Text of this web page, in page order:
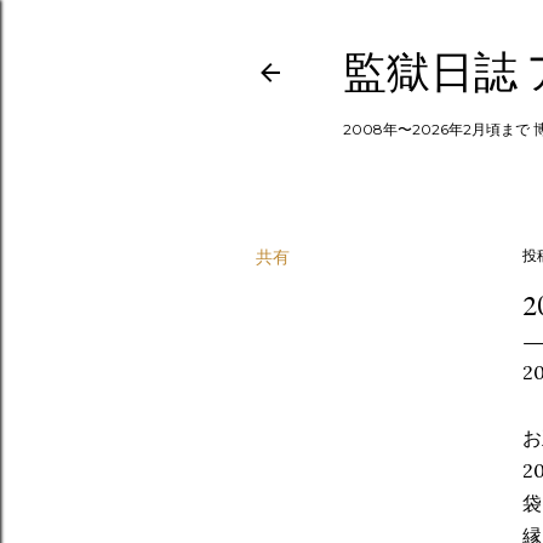
監獄日誌
2008年〜2026年2月頃まで
共有 投